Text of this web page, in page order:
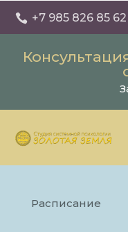
 +7 985 826 85 62
Расписание